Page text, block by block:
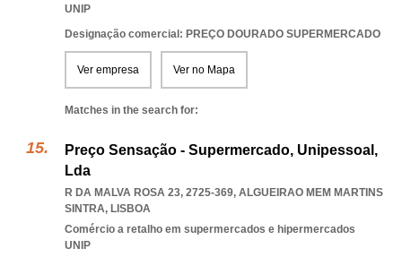
UNIP
Designação comercial: PREÇO DOURADO SUPERMERCADO
Ver empresa Ver no Mapa
Matches in the search for:
Preço Sensação - Supermercado, Unipessoal,
Lda
R DA MALVA ROSA 23, 2725-369, ALGUEIRAO MEM MARTINS
SINTRA, LISBOA
Comércio a retalho em supermercados e hipermercados
UNIP